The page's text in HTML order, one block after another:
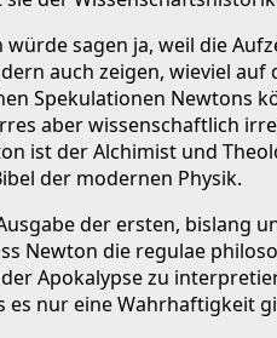
sagen ja, weil die
auch zeigen, wieviel
Spekulationen Newtons
aber wissenschaftlich
ist der Alchimist und
der modernen Physik.
der ersten, bislang
Newton die regulae
Apokalypse zu
nur eine Wahrhaftigkeit